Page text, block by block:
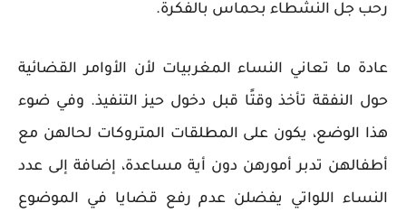
رحب جل النشطاء بحماس بالفكرة.
عادة ما تعاني النساء المغربيات لأن الأوامر القضائية
حول النفقة تأخذ وقتًا قبل دخول حيز التنفيذ. وفي ضوء
هذا الوضع، يكون على المطلقات المتروكات لحالهن مع
أطفالهن تدبر أمورهن دون أية مساعدة، إضافة إلى عدد
النساء اللواتي يفضلن عدم رفع قضايا في الموضوع